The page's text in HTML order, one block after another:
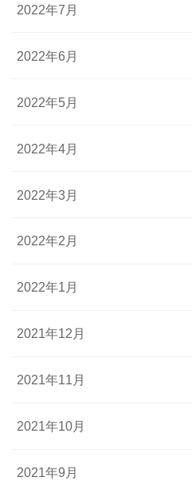
2022年7月
2022年6月
2022年5月
2022年4月
2022年3月
2022年2月
2022年1月
2021年12月
2021年11月
2021年10月
2021年9月